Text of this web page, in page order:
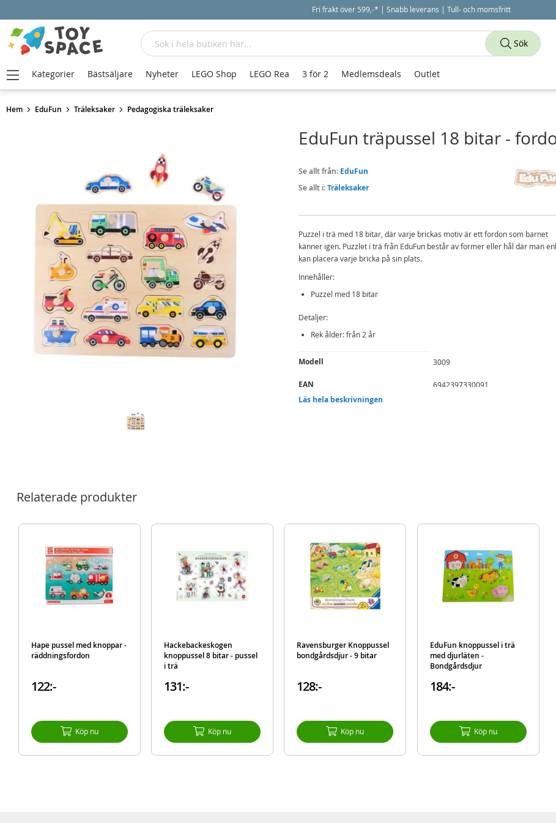
Fri frakt över 599,-* | Snabb leverans | Tull- och momsfritt
Hem EduFun Träleksaker Pedagogiska träleksaker
EduFun träpussel 18 bitar -
Se allt från: EduFun
Se allt i:Träleksaker
Puzzel i trä med 18 bitar, där varje brickas motiv är ett fordon som barnet
känner igen. Puzzlet i trä från EduFun består av former eller hål där man
kan placera varje bricka på sin plats.
Innehåller:
Puzzel med 18 bitar
Detaljer:
Rek ålder: från 2 år
Mer
Modell 3009
EAN 6942397330091
Läs hela beskrivningen
Relaterade produkter
Hape pussel med knoppar -
räddningsfordon
122:-
Köp nu
Hackebackeskogen
knoppussel 8 bitar - pussel
i trä
131:-
Köp nu
Ravensburger Knoppussel
bondgårdsdjur - 9 bitar
128:-
Köp nu
EduFun knoppussel i trä
med djurläten -
Bondgårdsdjur
184:-
Köp nu
Sök
Sök
Kategorier Bästsäljare Nyheter LEGO Shop LEGO Rea 3 för 2 Medlemsdeals Outlet